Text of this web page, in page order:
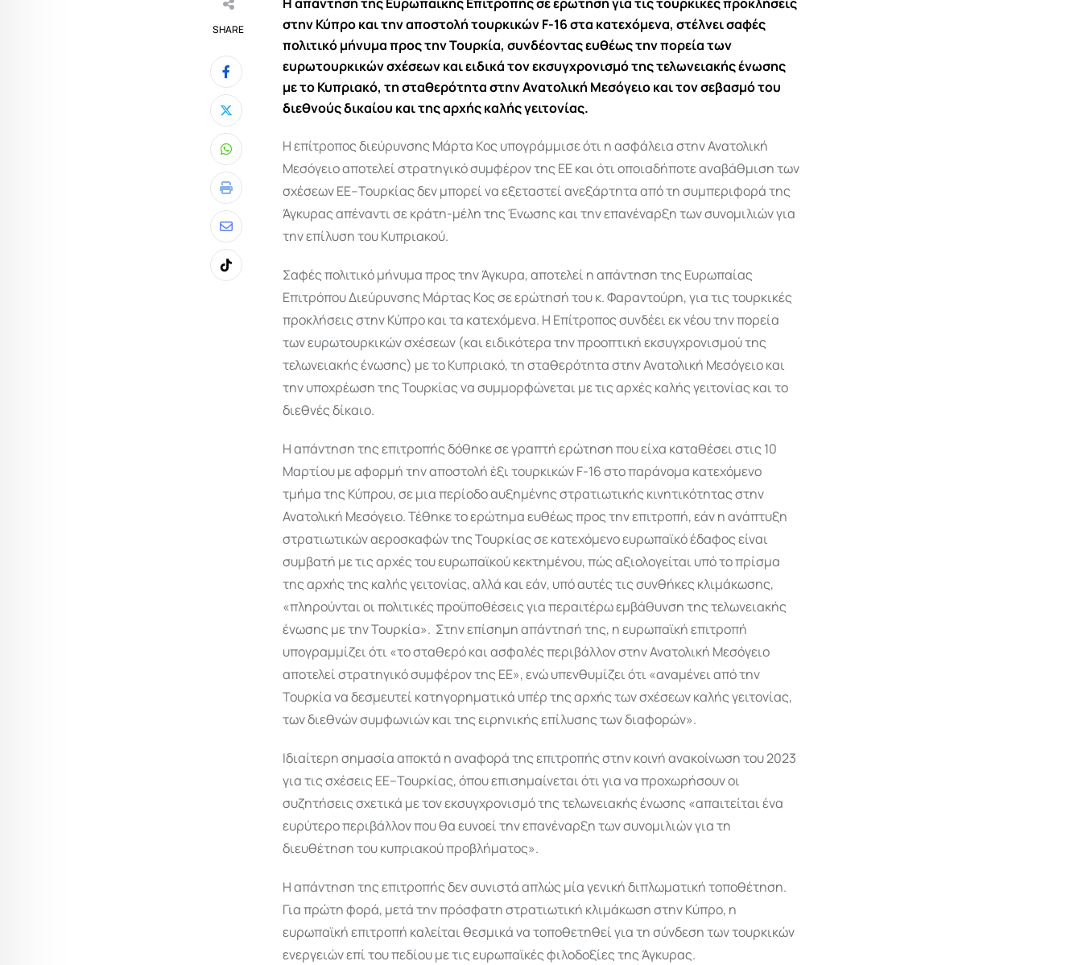
SHARE
Whatsapp
Print
Share
via
Email
Tiktok
στηνΚύπροκαι την αποστολή τουρκικών F-16 στα κατεχόμενα, στέλνει σαφές
πολιτικό μήνυμα προς τηνΤουρκία, συνδέοντας ευθέως την πορεία των
ευρωτουρκικών σχέσεων και ειδικά τον εκσυγχρονισμό της τελωνειακής ένωσης
με το Κυπριακό, τη σταθερότητα στην Ανατολική Μεσόγειο και τον σεβασμό του
διεθνούς δικαίου και της αρχής καλής γειτονίας.
Η επίτροπος διεύρυνσης Μάρτα Κος υπογράμμισε ότι η ασφάλεια στην Ανατολική
Μεσόγειο αποτελεί στρατηγικό συμφέρον της ΕΕ και ότι οποιαδήποτε αναβάθμιση των
σχέσεων ΕΕ–Τουρκίας δεν μπορεί να εξεταστεί ανεξάρτητα από τη συμπεριφορά της
Άγκυρας απέναντι σε κράτη-μέλη της Ένωσης και την επανέναρξη των συνομιλιών για
την επίλυση του Κυπριακού.
Σαφές πολιτικό μήνυμα προς την Άγκυρα, αποτελεί η απάντηση της Ευρωπαίας
Επιτρόπου Διεύρυνσης Μάρτας Κος σε ερώτησή του κ. Φαραντούρη, για τις τουρκικές
προκλήσεις στην Κύπρο και τα κατεχόμενα. Η Επίτροπος συνδέει εκ νέου την πορεία
των ευρωτουρκικών σχέσεων (και ειδικότερα την προοπτική εκσυγχρονισμού της
τελωνειακής ένωσης) με το Κυπριακό, τη σταθερότητα στην Ανατολική Μεσόγειο και
την υποχρέωση της Τουρκίας να συμμορφώνεται με τις αρχές καλής γειτονίας και το
διεθνές δίκαιο.
Η απάντηση της επιτροπής δόθηκε σε γραπτή ερώτηση που είχα καταθέσει στις 10
Μαρτίου με αφορμή την αποστολή έξι τουρκικών F-16 στο παράνομα κατεχόμενο
τμήμα της Κύπρου, σε μια περίοδο αυξημένης στρατιωτικής κινητικότητας στην
Ανατολική Μεσόγειο. Τέθηκε το ερώτημα ευθέως προς την επιτροπή, εάν η ανάπτυξη
στρατιωτικών αεροσκαφών της Τουρκίας σε κατεχόμενο ευρωπαϊκό έδαφος είναι
συμβατή με τις αρχές του ευρωπαϊκού κεκτημένου, πώς αξιολογείται υπό το πρίσμα
της αρχής της καλής γειτονίας, αλλά και εάν, υπό αυτές τις συνθήκες κλιμάκωσης,
«πληρούνται οι πολιτικές προϋποθέσεις για περαιτέρω εμβάθυνση της τελωνειακής
ένωσης με την Τουρκία». Στην επίσημη απάντησή της, η ευρωπαϊκή επιτροπή
υπογραμμίζει ότι «το σταθερό και ασφαλές περιβάλλον στην Ανατολική Μεσόγειο
αποτελεί στρατηγικό συμφέρον της ΕΕ», ενώ υπενθυμίζει ότι «αναμένει από την
Τουρκία να δεσμευτεί κατηγορηματικά υπέρ της αρχής των σχέσεων καλής γειτονίας,
των διεθνών συμφωνιών και της ειρηνικής επίλυσης των διαφορών».
Ιδιαίτερη σημασία αποκτά η αναφορά της επιτροπής στην κοινή ανακοίνωση του 2023
για τις σχέσεις ΕΕ–Τουρκίας, όπου επισημαίνεται ότι για να προχωρήσουν οι
συζητήσεις σχετικά με τον εκσυγχρονισμό της τελωνειακής ένωσης «απαιτείται ένα
ευρύτερο περιβάλλον που θα ευνοεί την επανέναρξη των συνομιλιών για τη
διευθέτηση του κυπριακού προβλήματος».
Η απάντηση της επιτροπής δεν συνιστά απλώς μία γενική διπλωματική τοποθέτηση.
Για πρώτη φορά, μετά την πρόσφατη στρατιωτική κλιμάκωση στην Κύπρο, η
ευρωπαϊκή επιτροπή καλείται θεσμικά να τοποθετηθεί για τη σύνδεση των τουρκικών
ενεργειών επί του πεδίου με τις ευρωπαϊκές φιλοδοξίες της Άγκυρας.